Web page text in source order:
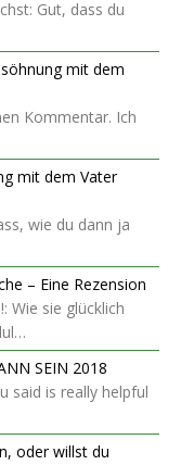
Gut, dass du
mit dem
Kommentar. Ich
mit dem Vater
wie du dann ja
– Eine Rezension
Wie sie glücklich
SEIN 2018
said is really helpful
oder willst du